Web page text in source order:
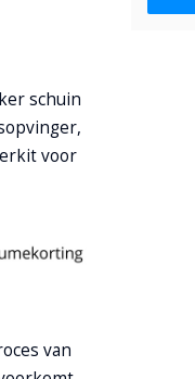
schuin
voor
van